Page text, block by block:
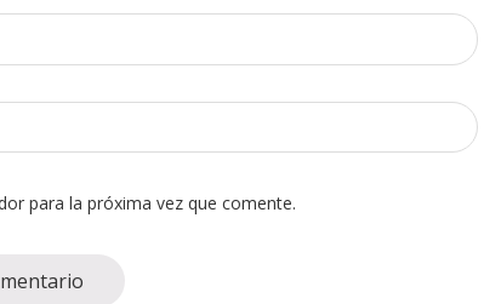
para la próxima vez que comente.